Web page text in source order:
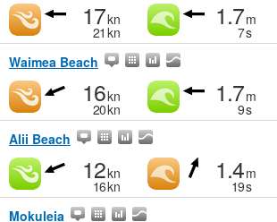
17kn
21 kn
1.7m
7s
Waimea Beach
16kn
20kn
1.7m
9s
Alii Beach
12kn
16kn
1.4m
19s
Mokuleia